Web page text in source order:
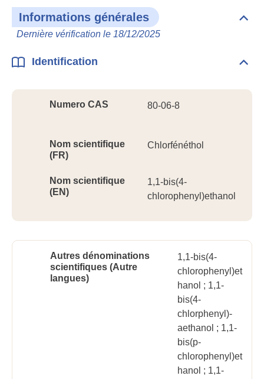
Informations générales
Dernière vérification le 18/12/2025
Identification
Numero CAS 80-06-8
Nom scientifique
(FR)
Chlorfénéthol
Nom scientifique
(EN)
1,1-bis(4-
chlorophenyl)ethanol
Autres dénominations
scientifiques (Autre
langues)
1,1-bis(4-
chlorophenyl)et
hanol ; 1,1-
bis(4-
chlorphenyl)-
aethanol ; 1,1-
bis(p-
chlorophenyl)et
hanol ; 1,1-